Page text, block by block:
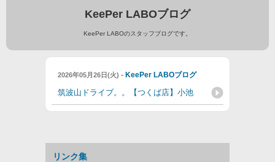
KeePer LABOブログ
KeePer LABOのスタッフブログです。
2026年05月26日(火) - KeePer LABOブログ
筑波山ドライブ。。【つくば店】小池
リンク集